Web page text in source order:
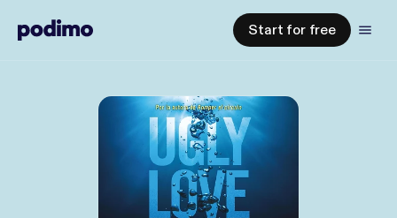
Start for free